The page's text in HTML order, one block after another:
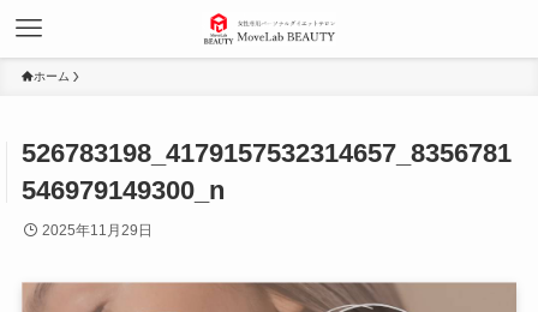
ホーム
526783198_4179157532314657_8356781
546979149300_n
2025年11月29日